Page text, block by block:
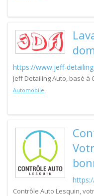
https://www.jeff-
Jeff Detailing Auto, basé
Automobile
Contrôle Auto Lesquin,